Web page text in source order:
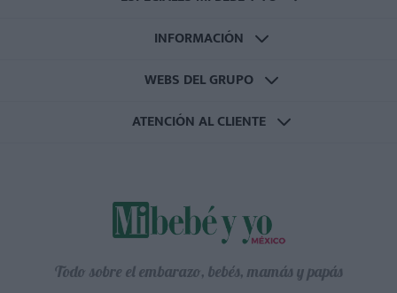
INFORMACIÓN
WEBS DEL GRUPO
ATENCIÓN AL CLIENTE
Todo sobre el embarazo, bebés, mamás y papás